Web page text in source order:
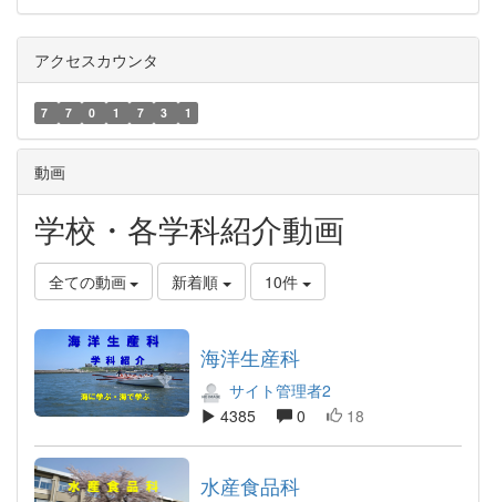
アクセスカウンタ
7 7 0 1 7 3 1
動画
学校・各学科紹介動画
全ての動画 新着順 10件
海洋生産科
サイト管理者2
4385
0 18
水産食品科